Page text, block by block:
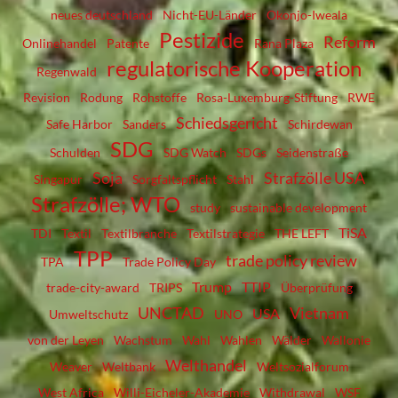
neues deutschland
Nicht-EU-Länder
Okonjo-Iweala
Onlinehandel
Patente Pestizide Rana Plaza Reform
Regenwald regulatorische Kooperation
Revision Rodung Rohstoffe Rosa-Luxemburg-Stiftung
RWE
Safe Harbor
Sanders Schiedsgericht
Schirdewan
Schulden
SDG SDG Watch SDGs
Seidenstraße
Singapur
Soja Sorgfaltspflicht Stahl Strafzölle USA
Strafzölle; WTO study
sustainable development
TDI
Textil Textilbranche Textilstrategie THE LEFT TiSA
TPA TPP Trade Policy Day trade policy review
trade-city-award TRIPS Trump TTIP
Überprüfung
Umweltschutz
UNCTAD UNO USA Vietnam
von der Leyen Wachstum Wahl Wahlen Wälder
Wallonie
Weaver
Weltbank Welthandel
Weltsozialforum
West Africa
Willi-Eicheler-Akademie Withdrawal WSF